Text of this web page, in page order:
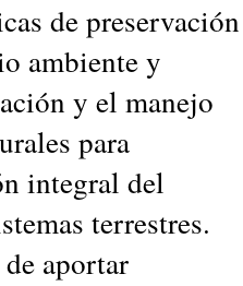
de preservación
ambiente y
y el manejo
para
integral del
terrestres.
aportar